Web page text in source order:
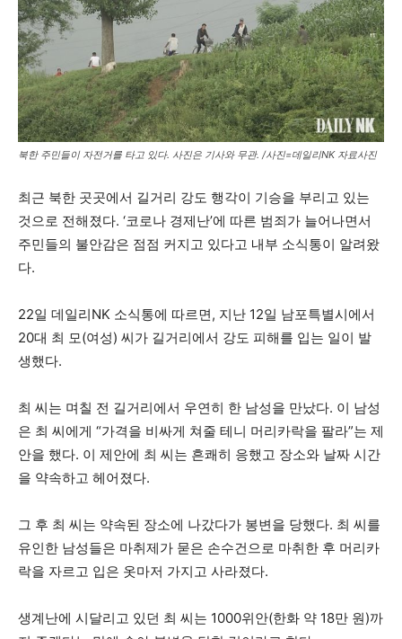
북한 주민들이 자전거를 타고 있다. 사진은 기사와 무관. /사진=데일리NK 자료사진
최근 북한 곳곳에서 길거리 강도 행각이 기승을 부리고 있는
것으로 전해졌다. ‘코로나 경제난’에 따른 범죄가 늘어나면서
주민들의 불안감은 점점 커지고 있다고 내부 소식통이 알려왔
다.
22일 데일리NK 소식통에 따르면, 지난 12일 남포특별시에서
20대 최 모(여성) 씨가 길거리에서 강도 피해를 입는 일이 발
생했다.
최 씨는 며칠 전 길거리에서 우연히 한 남성을 만났다. 이 남성
은 최 씨에게 “가격을 비싸게 쳐줄 테니 머리카락을 팔라”는 제
안을 했다. 이 제안에 최 씨는 흔쾌히 응했고 장소와 날짜 시간
을 약속하고 헤어졌다.
그 후 최 씨는 약속된 장소에 나갔다가 봉변을 당했다. 최 씨를
유인한 남성들은 마취제가 묻은 손수건으로 마취한 후 머리카
락을 자르고 입은 옷마저 가지고 사라졌다.
생계난에 시달리고 있던 최 씨는 1000위안(한화 약 18만 원)까